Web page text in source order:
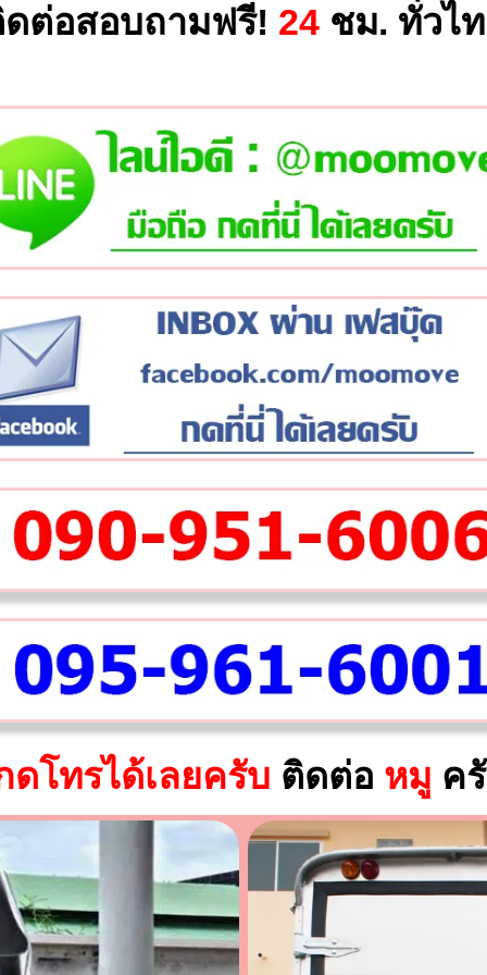
ต่อสอบถามฟรี! 24ชม. ทั่วไ
ดโทรได้เลยครับ ติดต่อ หมู ค